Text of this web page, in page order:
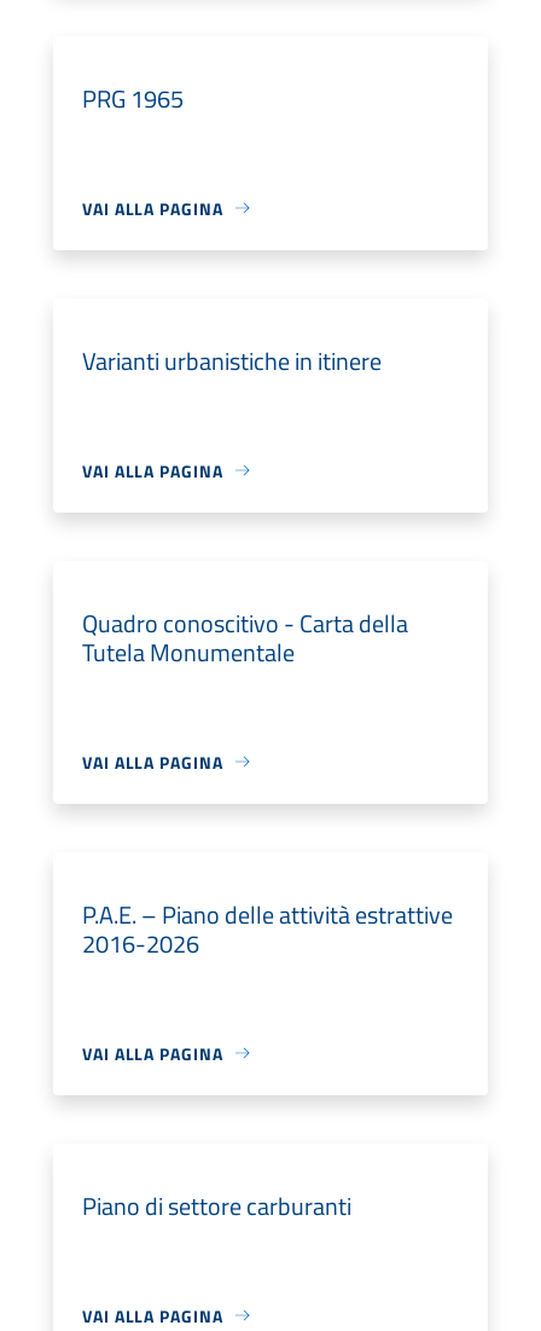
PRG 1965
VAI ALLA PAGINA
Varianti urbanistiche in itinere
VAI ALLA PAGINA
Quadro conoscitivo - Carta della
Tutela Monumentale
VAI ALLA PAGINA
P.A.E. – Piano delle attività estrattive
2016-2026
VAI ALLA PAGINA
Piano di settore carburanti
VAI ALLA PAGINA